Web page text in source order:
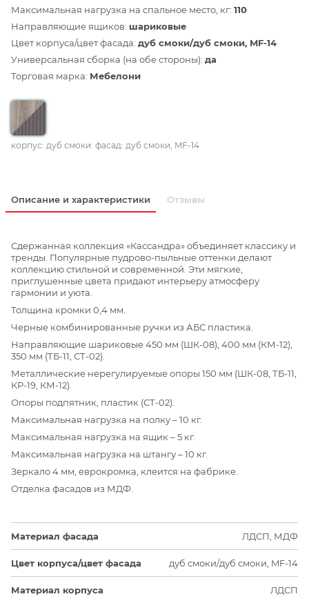
Максимальная нагрузка на спальное место, кг: 110
Направляющие ящиков: шариковые
Цвет корпуса/цвет фасада: дуб смоки/дуб смоки, MF-14
Универсальная сборка (на обе стороны): да
Торговая марка: Мебелони
корпус: дуб смоки фасад: дуб смоки, MF-14
Описание и характеристики Отзывы
Сдержанная коллекция «Кассандра» объединяет классику и
тренды. Популярные пудрово-пыльные оттенки делают
коллекцию стильной и современной. Эти мягкие,
приглушенные цвета придают интерьеру атмосферу
гармонии и уюта.
Толщина кромки 0,4 мм.
Черные комбинированные ручки из АБС пластика.
Направляющие шариковые 450 мм (ШК-08), 400 мм (КМ-12),
350 мм (ТБ-11, СТ-02).
Металлические нерегулируемые опоры 150 мм (ШК-08, ТБ-11,
КР-19, КМ-12).
Опоры подпятник, пластик (СТ-02).
Максимальная нагрузка на полку – 10 кг.
Максимальная нагрузка на ящик – 5 кг.
Максимальная нагрузка на штангу – 10 кг.
Зеркало 4 мм, еврокромка, клеится на фабрике.
Отделка фасадов из МДФ.
Материал фасада ЛДСП, МДФ
Цвет корпуса/цвет фасада дуб смоки/дуб смоки, MF-14
Материал корпуса ЛДСП